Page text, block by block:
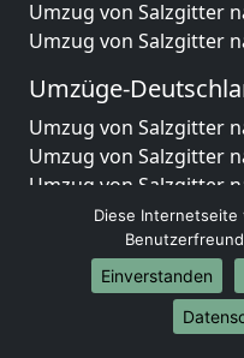
Umzug von Salzgitter
Umzug von Salzgitter
Umzüge-
Umzug von Salzgitter
Umzug von Salzgitter
Umzug von Salzgitter
Umzug von Salzgitter
Umzug von Salzgitter
Umzug von Salzgitter
Umzug von Salzgitter
Umzug von Salzgitter
Diese Internetseite
Einverstanden